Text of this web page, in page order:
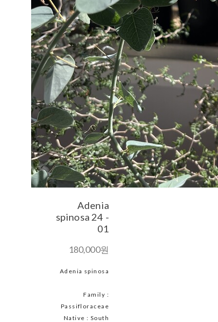
Adenia
spinosa 24 -
01
180,000원
Adenia spinosa
Family :
Passifloraceae
Native : South